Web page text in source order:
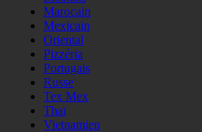
Marocain
Mexicain
Oriental
Pizzéria
Portugais
Russe
Tex Mex
Thaï
Vietnamien